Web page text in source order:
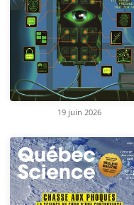
19 juin 2026